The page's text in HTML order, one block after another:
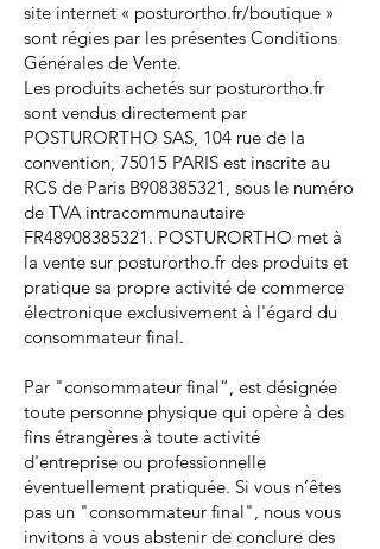
site internet « posturortho.fr/boutique »
sont régies par les présentes Conditions
Générales de Vente.
Les produits achetés sur posturortho.fr
sont vendus directement par
POSTURORTHO SAS, 104 rue de la
convention, 75015 PARIS est inscrite au
RCS de Paris B908385321, sous le numéro
de TVA intracommunautaire
FR48908385321. POSTURORTHO met à
la vente sur posturortho.fr des produits et
pratique sa propre activité de commerce
électronique exclusivement à l'égard du
consommateur final.
Par "consommateur final“, est désignée
toute personne physique qui opère à des
fins étrangères à toute activité
d'entreprise ou professionnelle
éventuellement pratiquée. Si vous n’êtes
pas un "consommateur final", nous vous
invitons à vous abstenir de conclure des